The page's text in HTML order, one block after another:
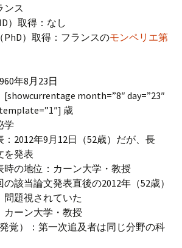
ンス
）取得：なし
PhD）取得：フランスのモンペリエ第
年8月23日
month=”8″ day=”23″
歳
学
2012年9月12日（52歳）だが、長
を発表
時の地位：カーン大学・教授
該当論文発表直後の2012年（52歳）
問題視されていた
カーン大学・教授
覚）：第一次追及者は同じ分野の科